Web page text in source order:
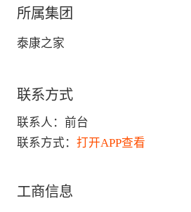
所属集团
泰康之家
联系方式
联系人： 前台
联系方式： 打开APP查看
工商信息